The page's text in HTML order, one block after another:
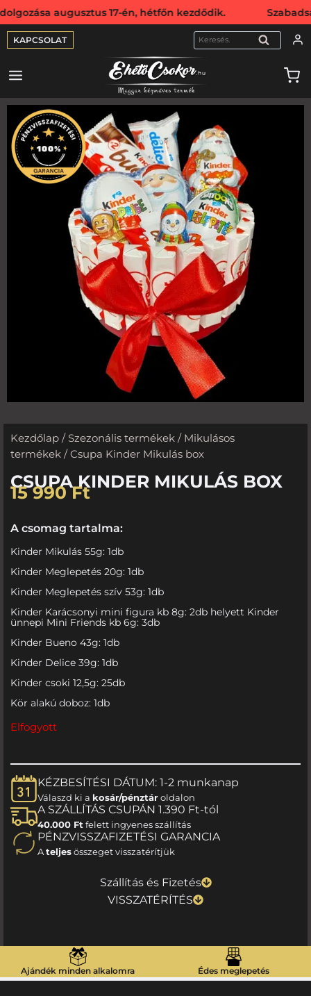
17-én, hétfőn kezdődik. Szabadság
KAPCSOLAT KERESÉS
Kezdőlap / Szezonális termékek / Mikulásos
termékek / Csupa Kinder Mikulás box
CSUPA KINDER MIKULÁS BOX
15 990Ft
A csomag tartalma:
Kinder Mikulás 55g: 1db
Kinder Meglepetés 20g: 1db
Kinder Meglepetés szív 53g: 1db
Kinder Karácsonyi mini figura kb 8g: 2db helyett Kinder
ünnepi Mini Friends kb 6g: 3db
Kinder Bueno 43g: 1db
Kinder Delice 39g: 1db
Kinder csoki 12,5g: 25db
Kör alakú doboz: 1db
Elfogyott
KÉZBESÍTÉSI DÁTUM: 1-2 munkanap
Válaszd ki a kosár/pénztároldalon
A SZÁLLÍTÁS CSUPÁN 1.390 Ft-tól
40.000 Ft felett ingyenes szállítás
PÉNZVISSZAFIZETÉSI GARANCIA
Ateljesösszeget visszatérítjük
Szállítás és Fizetés
VISSZATÉRÍTÉS
Ajándék minden alkalomra Édes meglepetés